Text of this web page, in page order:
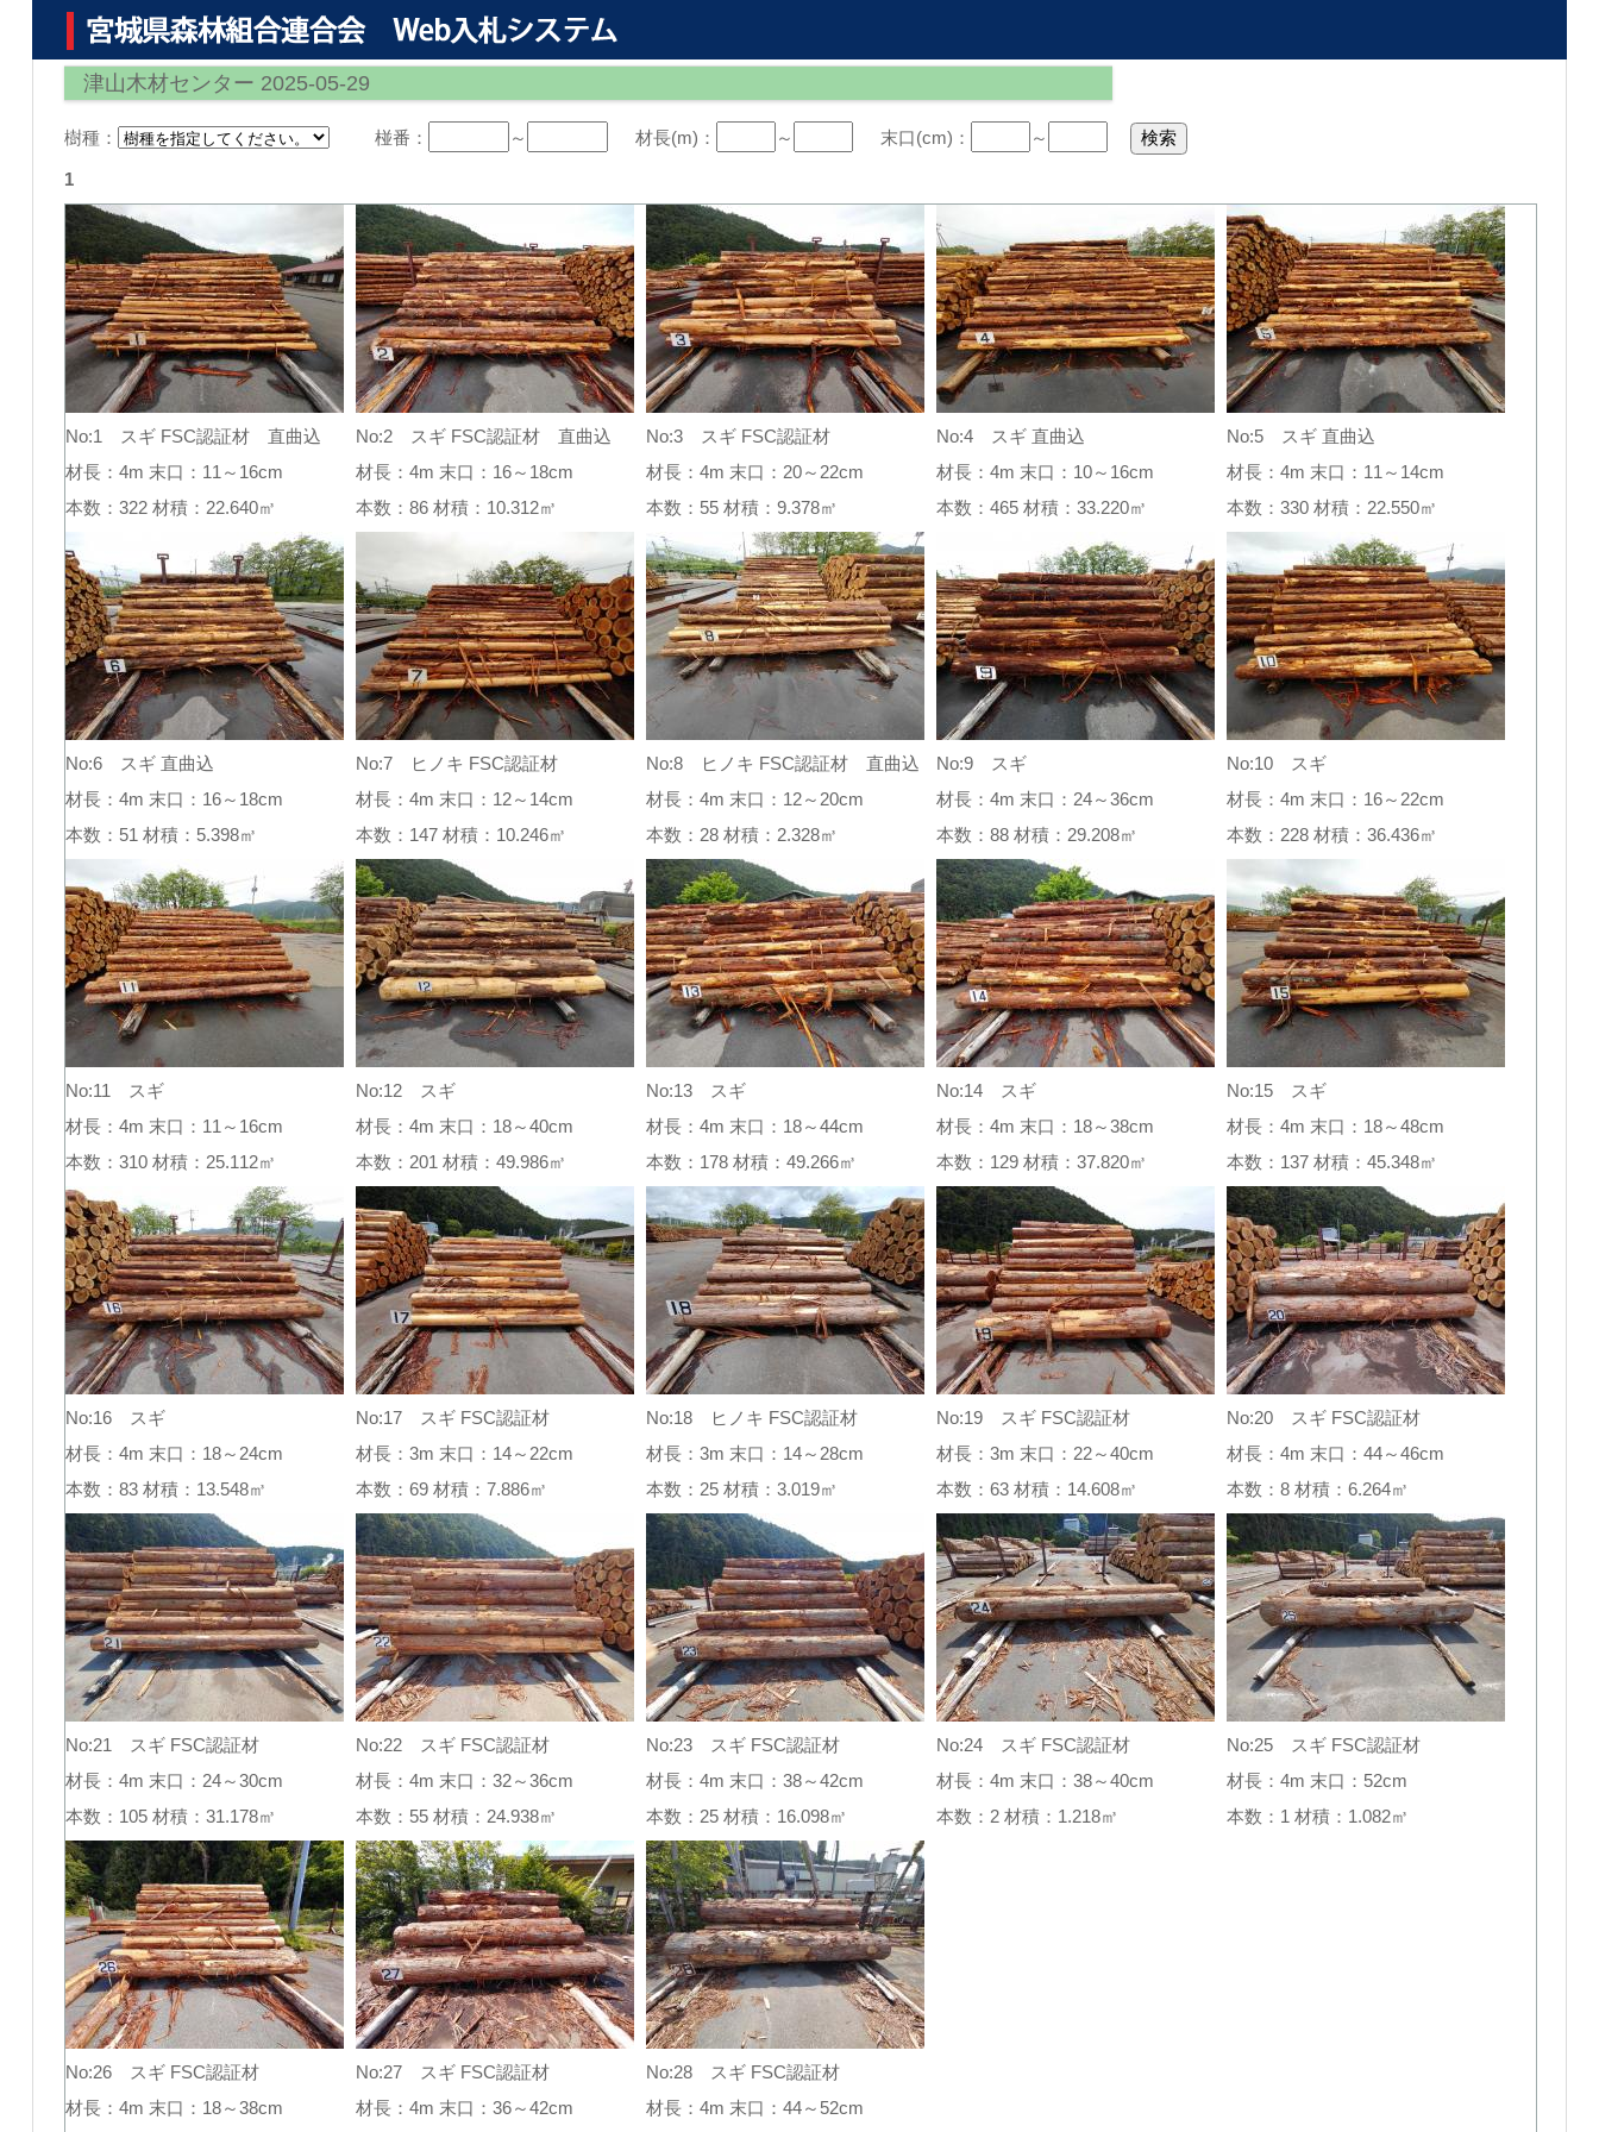
津山木材センター 2025-05-29
樹種： 椪番： ～ 材長(m)： ～ 末口(cm)： ～
1
No:1 スギ FSC認証材 直曲込
材長：4m 末口：11～16cm
本数：322 材積：22.640㎥
No:2 スギ FSC認証材 直曲込
材長：4m 末口：16～18cm
本数：86 材積：10.312㎥
No:3 スギ FSC認証材
材長：4m 末口：20～22cm
本数：55 材積：9.378㎥
No:4 スギ 直曲込
材長：4m 末口：10～16cm
本数：465 材積：33.220㎥
No:5 スギ 直曲込
材長：4m 末口：11～14cm
本数：330 材積：22.550㎥
No:6 スギ 直曲込
材長：4m 末口：16～18cm
本数：51 材積：5.398㎥
No:7 ヒノキ FSC認証材
材長：4m 末口：12～14cm
本数：147 材積：10.246㎥
No:8 ヒノキ FSC認証材 直曲込
材長：4m 末口：12～20cm
本数：28 材積：2.328㎥
No:9 スギ
材長：4m 末口：24～36cm
本数：88 材積：29.208㎥
No:10 スギ
材長：4m 末口：16～22cm
本数：228 材積：36.436㎥
No:11 スギ
材長：4m 末口：11～16cm
本数：310 材積：25.112㎥
No:12 スギ
材長：4m 末口：18～40cm
本数：201 材積：49.986㎥
No:13 スギ
材長：4m 末口：18～44cm
本数：178 材積：49.266㎥
No:14 スギ
材長：4m 末口：18～38cm
本数：129 材積：37.820㎥
No:15 スギ
材長：4m 末口：18～48cm
本数：137 材積：45.348㎥
No:16 スギ
材長：4m 末口：18～24cm
本数：83 材積：13.548㎥
No:17 スギ FSC認証材
材長：3m 末口：14～22cm
本数：69 材積：7.886㎥
No:18 ヒノキ FSC認証材
材長：3m 末口：14～28cm
本数：25 材積：3.019㎥
No:19 スギ FSC認証材
材長：3m 末口：22～40cm
本数：63 材積：14.608㎥
No:20 スギ FSC認証材
材長：4m 末口：44～46cm
本数：8 材積：6.264㎥
No:21 スギ FSC認証材
材長：4m 末口：24～30cm
本数：105 材積：31.178㎥
No:22 スギ FSC認証材
材長：4m 末口：32～36cm
本数：55 材積：24.938㎥
No:23 スギ FSC認証材
材長：4m 末口：38～42cm
本数：25 材積：16.098㎥
No:24 スギ FSC認証材
材長：4m 末口：38～40cm
本数：2 材積：1.218㎥
No:25 スギ FSC認証材
材長：4m 末口：52cm
本数：1 材積：1.082㎥
No:26 スギ FSC認証材
材長：4m 末口：18～38cm
No:27 スギ FSC認証材
材長：4m 末口：36～42cm
No:28 スギ FSC認証材
材長：4m 末口：44～52cm